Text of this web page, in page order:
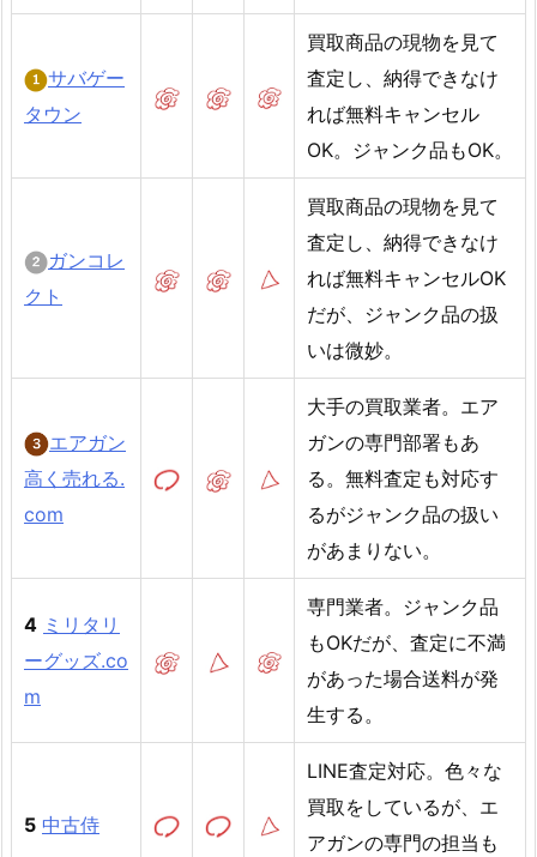
サバゲー
タウン
買取商品の現物を見て
査定し、納得できなけ
れば無料キャンセル
OK。ジャンク品もOK。
ガンコレ
クト
買取商品の現物を見て
査定し、納得できなけ
れば無料キャンセルOK
だが、ジャンク品の扱
いは微妙。
エアガン
高く売れる.
com
大手の買取業者。エア
ガンの専門部署もあ
る。無料査定も対応す
るがジャンク品の扱い
があまりない。
4 ミリタリ
ーグッズ.co
m
専門業者。ジャンク品
もOKだが、査定に不満
があった場合送料が発
生する。
5 中古侍
LINE査定対応。色々な
買取をしているが、エ
アガンの専門の担当も